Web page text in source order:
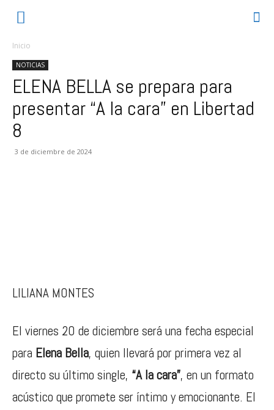
Inicio
NOTICIAS
ELENA BELLA se prepara para
presentar “A la cara” en Libertad
8
3 de diciembre de 2024
LILIANA MONTES
El viernes 20 de diciembre será una fecha especial
para Elena Bella, quien llevará por primera vez al
directo su último single, “A la cara”, en un formato
acústico que promete ser íntimo y emocionante. El